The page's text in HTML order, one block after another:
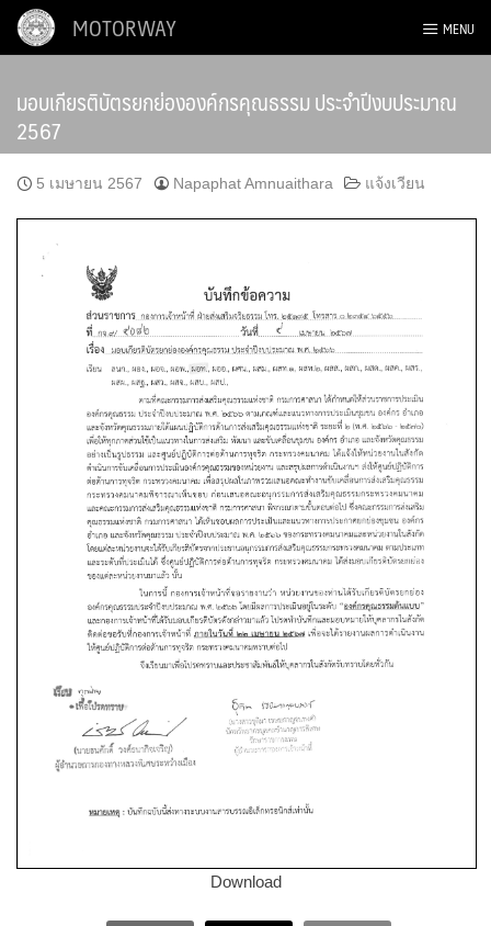
Skip
MOTORWAY MENU
มอบเกียรติบัตรยกย่ององค์กรคุณธรรม ประจำปีงบประมาณ
2567
5 เมษายน 2567 Napaphat Amnuaithara แจ้งเวียน
Download